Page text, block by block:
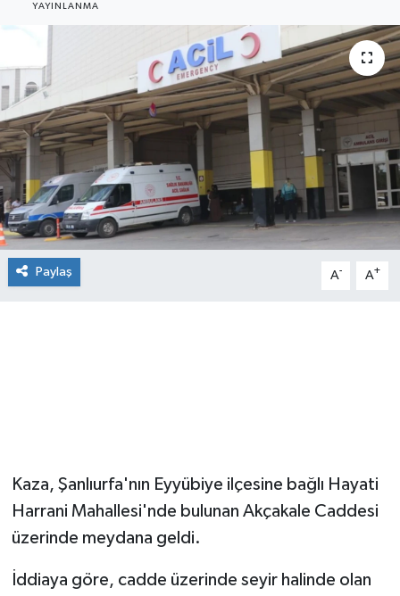
YAYINLANMA
Paylaş A- A+
Kaza, Şanlıurfa'nın Eyyübiye ilçesine bağlı Hayati
Harrani Mahallesi'nde bulunan Akçakale Caddesi
üzerinde meydana geldi.
İddiaya göre, cadde üzerinde seyir halinde olan